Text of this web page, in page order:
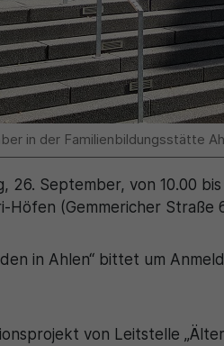
in der Familienbildungsstätte
26. September, von 10.00
Höfen (Gemmericher Straße
in Ahlen“ bittet um
von Leitstelle